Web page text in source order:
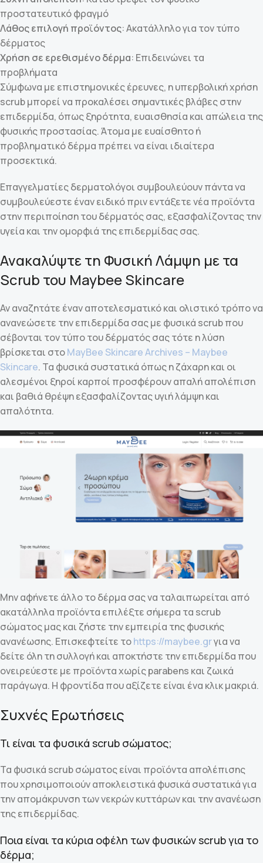
προστατευτικό φραγμό
Λάθος επιλογή προϊόντος: Ακατάλληλο για τον τύπο
δέρματος
Χρήση σε ερεθισμένο δέρμα: Επιδεινώνει τα
προβλήματα
Σύμφωνα με επιστημονικές έρευνες, η υπερβολική χρήση
scrub μπορεί να προκαλέσει σημαντικές βλάβες στην
επιδερμίδα, όπως ξηρότητα, ευαισθησία και απώλεια της
φυσικής προστασίας. Άτομα με ευαίσθητο ή
προβληματικό δέρμα πρέπει να είναι ιδιαίτερα
προσεκτικά.
Επαγγελματίες δερματολόγοι συμβουλεύουν πάντα να
συμβουλεύεστε έναν ειδικό πριν εντάξετε νέα προϊόντα
στην περιποίηση του δέρματός σας, εξασφαλίζοντας την
υγεία και την ομορφιά της επιδερμίδας σας.
Ανακαλύψτε τη Φυσική Λάμψη με τα
Scrub του Maybee Skincare
Αν αναζητάτε έναν αποτελεσματικό και ολιστικό τρόπο να
ανανεώσετε την επιδερμίδα σας με φυσικά scrub που
σέβονται τον τύπο του δέρματός σας τότε η λύση
βρίσκεται στοMayBee Skincare Archives – Maybee
Skincare. Τα φυσικά συστατικά όπως η ζάχαρη και οι
αλεσμένοι ξηροί καρποί προσφέρουν απαλή απολέπιση
και βαθιά θρέψη εξασφαλίζοντας υγιή λάμψη και
απαλότητα.
Μην αφήνετε άλλο το δέρμα σας να ταλαιπωρείται από
ακατάλληλα προϊόντα επιλέξτε σήμερα τα scrub
σώματος μας και ζήστε την εμπειρία της φυσικής
ανανέωσης. Επισκεφτείτε τοhttps://maybee.grγια να
δείτε όλη τη συλλογή και αποκτήστε την επιδερμίδα που
ονειρεύεστε με προϊόντα χωρίς parabens και ζωικά
παράγωγα. Η φροντίδα που αξίζετε είναι ένα κλικ μακριά.
Συχνές Ερωτήσεις
Τι είναι τα φυσικά scrub σώματος;
Τα φυσικά scrub σώματος είναι προϊόντα απολέπισης
που χρησιμοποιούν αποκλειστικά φυσικά συστατικά για
την απομάκρυνση των νεκρών κυττάρων και την ανανέωση
της επιδερμίδας.
Ποια είναι τα κύρια οφέλη των φυσικών scrub για το
δέρμα;